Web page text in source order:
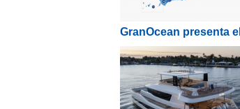
GranOcean presenta